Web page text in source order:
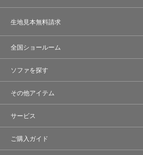
生地見本無料請求
全国ショールーム
ソファを探す
その他アイテム
サービス
ご購入ガイド